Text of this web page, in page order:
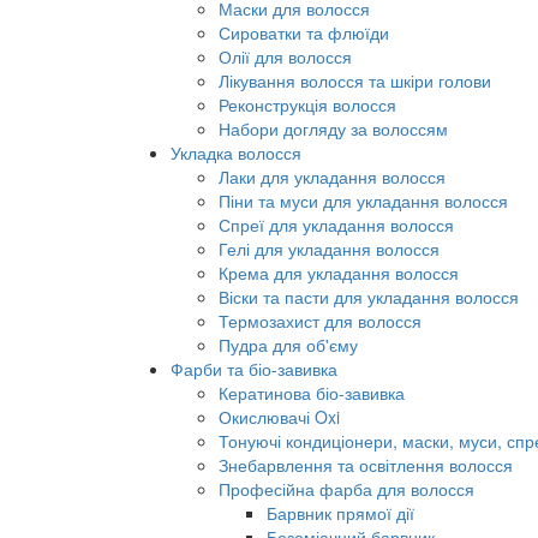
Маски для волосся
Сироватки та флюїди
Олії для волосся
Лікування волосся та шкіри голови
Реконструкція волосся
Набори догляду за волоссям
Укладка волосся
Лаки для укладання волосся
Піни та муси для укладання волосся
Спреї для укладання волосся
Гелі для укладання волосся
Крема для укладання волосся
Віски та пасти для укладання волосся
Термозахист для волосся
Пудра для об'єму
Фарби та біо-завивка
Кератинова біо-завивка
Окислювачі Oxi
Тонуючі кондиціонери, маски, муси,
Знебарвлення та освітлення волосся
Професійна фарба для волосся
Барвник прямої дії